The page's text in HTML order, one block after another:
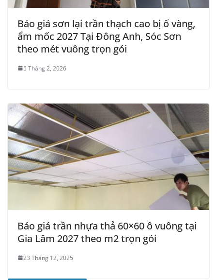
Báo giá sơn lại trần thạch cao bị ố vàng,
ẩm mốc 2027 Tại Đông Anh, Sóc Sơn
theo mét vuông trọn gói
5 Tháng 2, 2026
Báo giá trần nhựa thả 60×60 ô vuông tại
Gia Lâm 2027 theo m2 trọn gói
23 Tháng 12, 2025